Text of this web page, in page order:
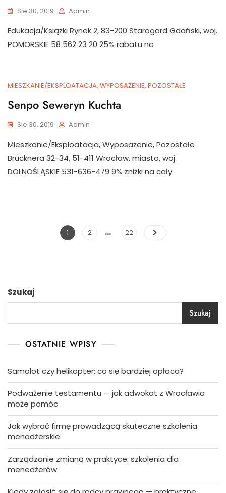
Sie 30, 2019 Admin
Edukacja/Książki Rynek 2, 83-200 Starogard Gdański, woj.
POMORSKIE 58 562 23 20 25% rabatu na
MIESZKANIE/EKSPLOATACJA, WYPOSAŻENIE, POZOSTAŁE
Senpo Seweryn Kuchta
Sie 30, 2019 Admin
Mieszkanie/Eksploatacja, Wyposażenie, Pozostałe
Brucknera 32-34, 51-411 Wrocław, miasto, woj.
DOLNOŚLĄSKIE 531-636-479 9% zniżki na cały
Stronicowanie
Page
1 Page
2 … Page
22
Szukaj
Szukaj
OSTATNIE WPISY
Samolot czy helikopter: co się bardziej opłaca?
Podważenie testamentu — jak adwokat z Wrocławia
może pomóc
Jak wybrać firmę prowadzącą skuteczne szkolenia
menadżerskie
Zarządzanie zmianą w praktyce: szkolenia dla
menedżerów